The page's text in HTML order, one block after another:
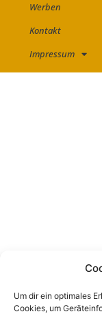
Um dir ein optimales
Cookies, um
Werben
Kontakt
Impressum